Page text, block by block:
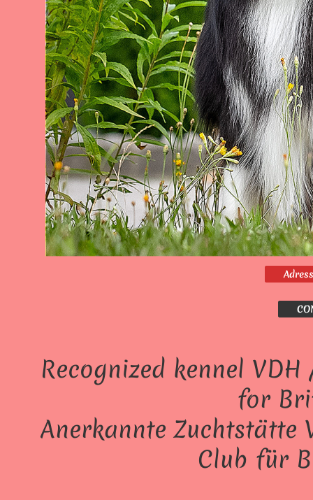
Recognized kennel
for
Anerkannte Zuchtstätte
Club für